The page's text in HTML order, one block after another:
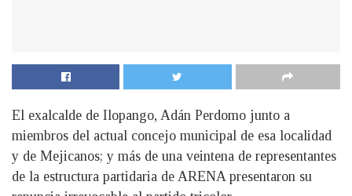
El exalcalde de Ilopango, Adán Perdomo junto a
miembros del actual concejo municipal de esa localidad
y de Mejicanos; y más de una veintena de representantes
de la estructura partidaria de ARENA presentaron su